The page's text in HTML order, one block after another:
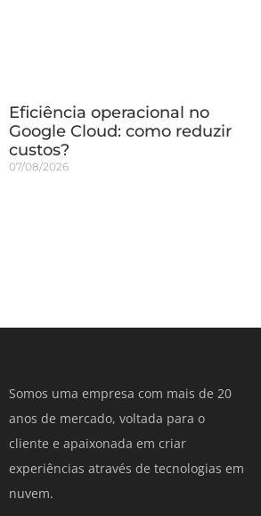
Eficiência operacional no
Google Cloud: como reduzir
custos?
07/08/2026
Somos uma empresa com mais de 20
anos de mercado, voltada para o
cliente e apaixonada em criar
experiências através de tecnologias em
nuvem.